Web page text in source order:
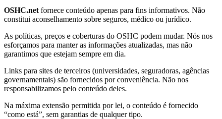
OSHC.net fornece conteúdo apenas para fins informativos. Não
constitui aconselhamento sobre seguros, médico ou jurídico.
As políticas, preços e coberturas do OSHC podem mudar. Nós nos
esforçamos para manter as informações atualizadas, mas não
garantimos que estejam sempre em dia.
Links para sites de terceiros (universidades, seguradoras, agências
governamentais) são fornecidos por conveniência. Não nos
responsabilizamos pelo conteúdo deles.
Na máxima extensão permitida por lei, o conteúdo é fornecido
“como está”, sem garantias de qualquer tipo.